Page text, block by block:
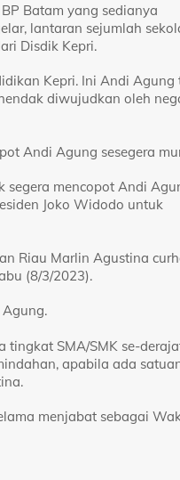
Batam yang sedianya
lantaran sejumlah
Disdik Kepri.
Kepri. Ini Andi Agung
diwujudkan oleh
Andi Agung sesegera
segera mencopot Andi
Joko Widodo untuk
Riau Marlin Agustina
(8/3/2023).
tingkat SMA/SMK se-
apabila ada
menjabat sebagai